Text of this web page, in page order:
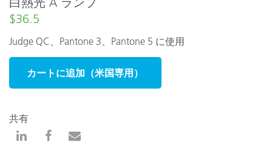
$36.5
Judge QC、Pantone 3、Pantone 5 に使用
カートに追加（米国専用）
共有